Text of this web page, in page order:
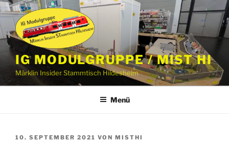
Zum
Inhalt
springen
IG MODULGRUPPE / MIST HI
Märklin Insider Stammtisch Hildesheim
Menü
VERÖFFENTLICHT
10. SEPTEMBER 2021 VON MISTHI